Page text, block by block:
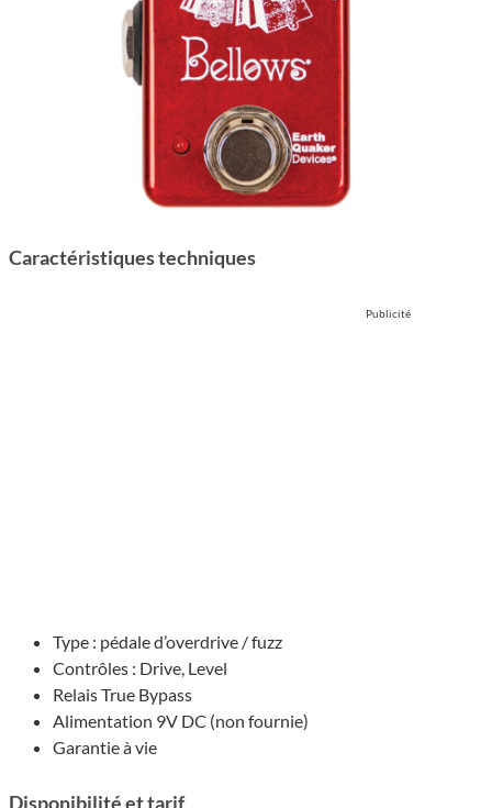
Carac­té­ris­tiques tech­niques
Publicité
Type : pédale d’overdrive / fuzz
Contrôles : Drive, Level
Relais True Bypass
Alimen­ta­tion 9V DC (non fournie)
Garantie à vie
Disponibilité et tarif